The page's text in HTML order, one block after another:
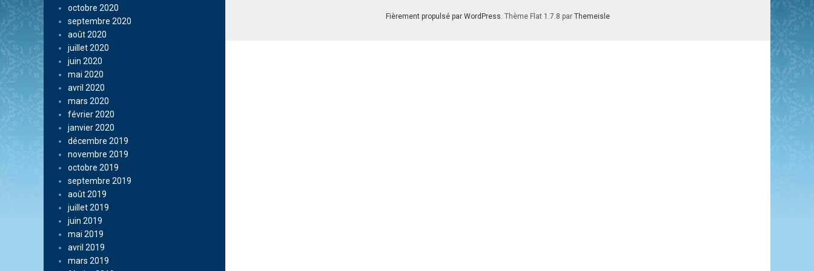
octobre 2020
septembre 2020
août 2020
juillet 2020
juin 2020
mai 2020
avril 2020
mars 2020
février 2020
janvier 2020
décembre 2019
novembre 2019
octobre 2019
septembre 2019
août 2019
juillet 2019
juin 2019
mai 2019
avril 2019
mars 2019
Fièrement propulsé par WordPress. Thème Flat 1.7.8 par Themeisle